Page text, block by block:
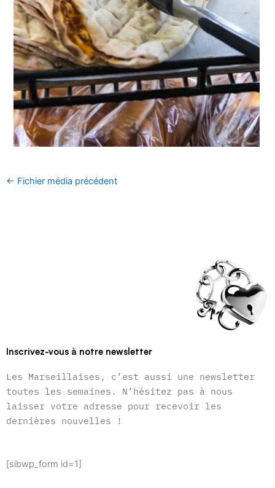
← Fichier média précédent
Inscrivez-vous à notre newsletter
Les Marseillaises, c’est aussi une newsletter
toutes les semaines. N’hésitez pas à nous
laisser votre adresse pour recevoir les
dernières nouvelles !
[sibwp_form id=1]